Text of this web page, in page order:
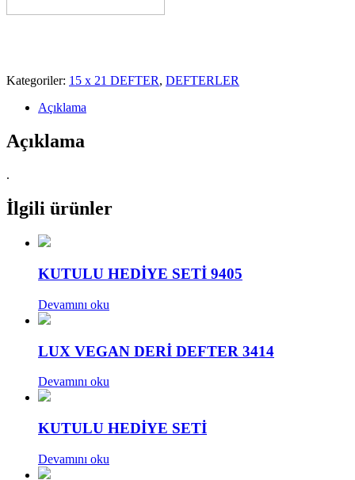
Kategoriler: 15 x 21 DEFTER, DEFTERLER
Açıklama
Açıklama
.
İlgili ürünler
KUTULU HEDİYE SETİ 9405
Devamını oku
LUX VEGAN DERİ DEFTER 3414
Devamını oku
KUTULU HEDİYE SETİ
Devamını oku